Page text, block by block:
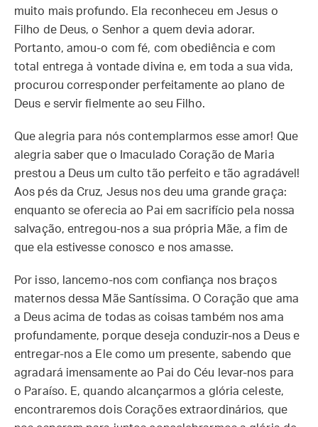
muito mais profundo. Ela reconheceu em Jesus o
Filho de Deus, o Senhor a quem devia adorar.
Portanto, amou-o com fé, com obediência e com
total entrega à vontade divina e, em toda a sua vida,
procurou corresponder perfeitamente ao plano de
Deus e servir fielmente ao seu Filho.
Que alegria para nós contemplarmos esse amor! Que
alegria saber que o Imaculado Coração de Maria
prestou a Deus um culto tão perfeito e tão agradável!
Aos pés da Cruz, Jesus nos deu uma grande graça:
enquanto se oferecia ao Pai em sacrifício pela nossa
salvação, entregou-nos a sua própria Mãe, a fim de
que ela estivesse conosco e nos amasse.
Por isso, lancemo-nos com confiança nos braços
maternos dessa Mãe Santíssima. O Coração que ama
a Deus acima de todas as coisas também nos ama
profundamente, porque deseja conduzir-nos a Deus e
entregar-nos a Ele como um presente, sabendo que
agradará imensamente ao Pai do Céu levar-nos para
o Paraíso. E, quando alcançarmos a glória celeste,
encontraremos dois Corações extraordinários, que